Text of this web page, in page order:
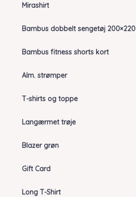
Mirashirt
Bambus dobbelt sengetøj 200×220
Bambus fitness shorts kort
Alm. strømper
T-shirts og toppe
Langærmet trøje
Blazer grøn
Gift Card
Long T-Shirt